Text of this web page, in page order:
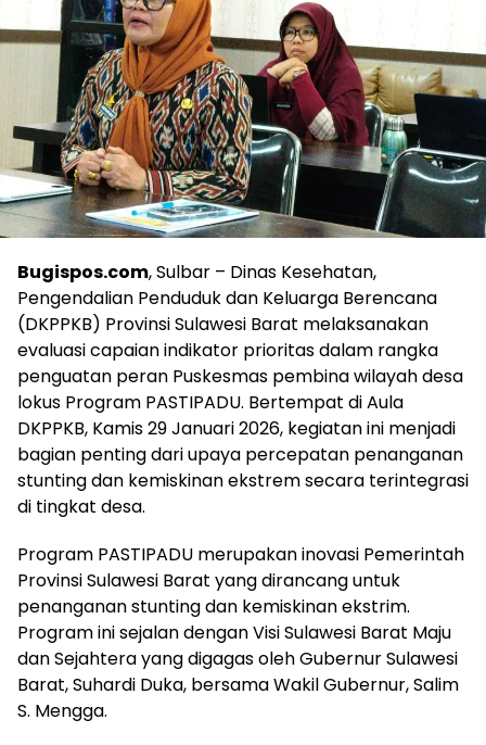
Bugispos.com, Sulbar – Dinas Kesehatan,
Pengendalian Penduduk dan Keluarga Berencana
(DKPPKB) Provinsi Sulawesi Barat melaksanakan
evaluasi capaian indikator prioritas dalam rangka
penguatan peran Puskesmas pembina wilayah desa
lokus Program PASTIPADU. Bertempat di Aula
DKPPKB, Kamis 29 Januari 2026, kegiatan ini menjadi
bagian penting dari upaya percepatan penanganan
stunting dan kemiskinan ekstrem secara terintegrasi
di tingkat desa.
Program PASTIPADU merupakan inovasi Pemerintah
Provinsi Sulawesi Barat yang dirancang untuk
penanganan stunting dan kemiskinan ekstrim.
Program ini sejalan dengan Visi Sulawesi Barat Maju
dan Sejahtera yang digagas oleh Gubernur Sulawesi
Barat, Suhardi Duka, bersama Wakil Gubernur, Salim
S. Mengga.